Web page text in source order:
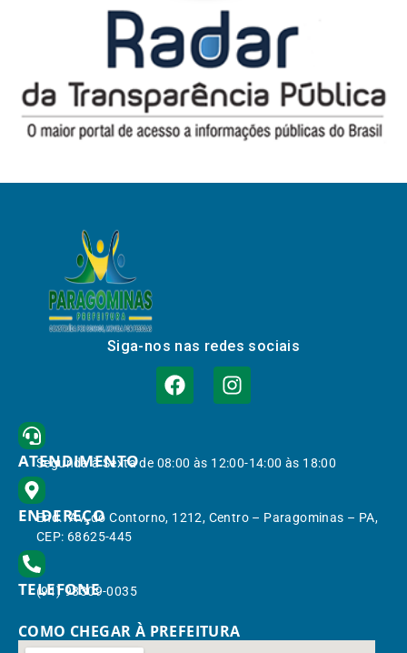
Siga-nos nas redes sociais
ATENDIMENTO
Segunda à Sexta de 08:00 às 12:00-14:00 às 18:00
ENDEREÇO
End.: Av. do Contorno, 1212, Centro – Paragominas – PA,
CEP: 68625-445
TELEFONE
(91) 98309-0035
COMO CHEGAR À PREFEITURA